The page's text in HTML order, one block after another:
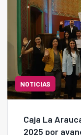
NOTICIAS
Caja La
2025 por